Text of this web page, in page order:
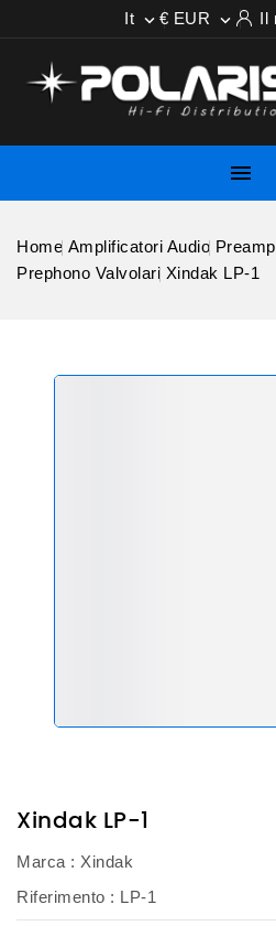
It  € EUR  Il

Home Amplificatori Audio
Prephono Valvolari Xindak LP-1
Xindak LP-1
Marca : Xindak
Riferimento : LP-1